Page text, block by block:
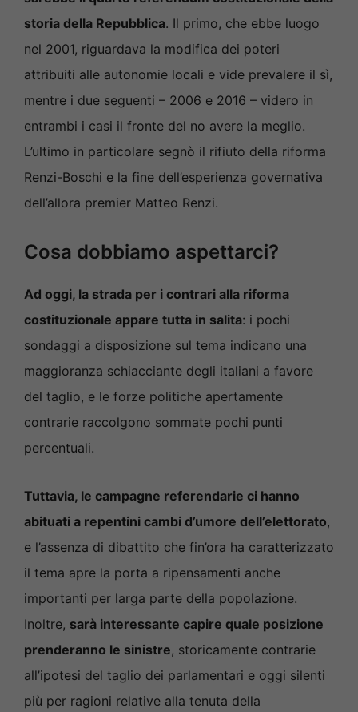
storia della Repubblica. Il primo, che ebbe luogo
nel 2001, riguardava la modifica dei poteri
attribuiti alle autonomie locali e vide prevalere il sì,
mentre i due seguenti – 2006 e 2016 – videro in
entrambi i casi il fronte del no avere la meglio.
L’ultimo in particolare segnò il rifiuto della riforma
Renzi-Boschi e la fine dell’esperienza governativa
dell’allora premier Matteo Renzi.
Cosa dobbiamo aspettarci?
Ad oggi, la strada per i contrari alla riforma
costituzionale appare tutta in salita: i pochi
sondaggi a disposizione sul tema indicano una
maggioranza schiacciante degli italiani a favore
del taglio, e le forze politiche apertamente
contrarie raccolgono sommate pochi punti
percentuali.
Tuttavia, le campagne referendarie ci hanno
abituati a repentini cambi d’umore dell’elettorato,
e l’assenza di dibattito che fin’ora ha caratterizzato
il tema apre la porta a ripensamenti anche
importanti per larga parte della popolazione.
Inoltre, sarà interessante capire quale posizione
prenderanno le sinistre, storicamente contrarie
all’ipotesi del taglio dei parlamentari e oggi silenti
più per ragioni relative alla tenuta della